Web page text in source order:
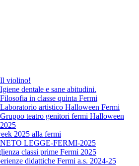
Il violino!
Igiene dentale e sane abitudini.
Filosofia in classe quinta Fermi
Laboratorio artistico Halloween Fermi
Gruppo teatro genitori fermi Halloween
2025
2025 alla fermi
LEGGE-FERMI-2025
classi prime Fermi 2025
didattiche Fermi a.s. 2024-25